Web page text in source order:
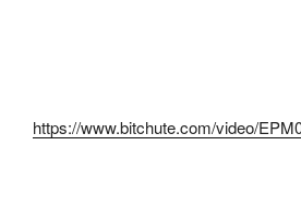
https://www.bitchute.com/video/